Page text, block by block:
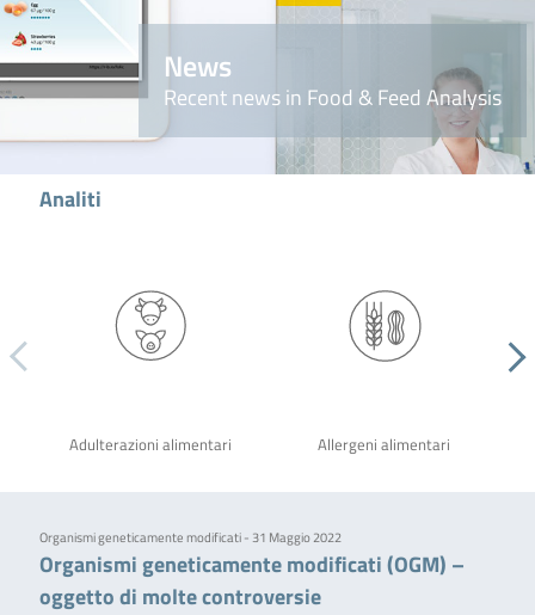
News
Recent news in Food & Feed Analysis
Analiti
Adulterazioni alimentari Allergeni alimentari
Organismi geneticamente modificati - 31 Maggio 2022
Organismi geneticamente modificati (OGM) –
oggetto di molte controversie